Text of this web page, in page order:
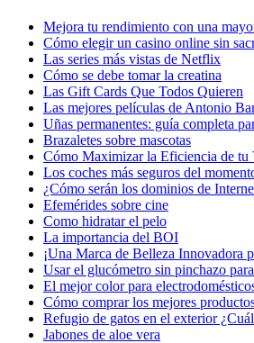
Mejora tu rendimiento con una
Cómo elegir un casino online sin
Las series más vistas de Netflix
Cómo se debe tomar la creatina
Las Gift Cards Que Todos Quieren
Las mejores películas de Antonio
Uñas permanentes: guía completa
Brazaletes sobre mascotas
Cómo Maximizar la Eficiencia de tu
Los coches más seguros del
¿Cómo serán los dominios de
Efemérides sobre cine
Сomo hidratar el pelo
La importancia del BOI
¡Una Marca de Belleza Innovadora
Usar el glucómetro sin pinchazo
El mejor color para
Cómo comprar los mejores
Refugio de gatos en el exterior
Jabones de aloe vera